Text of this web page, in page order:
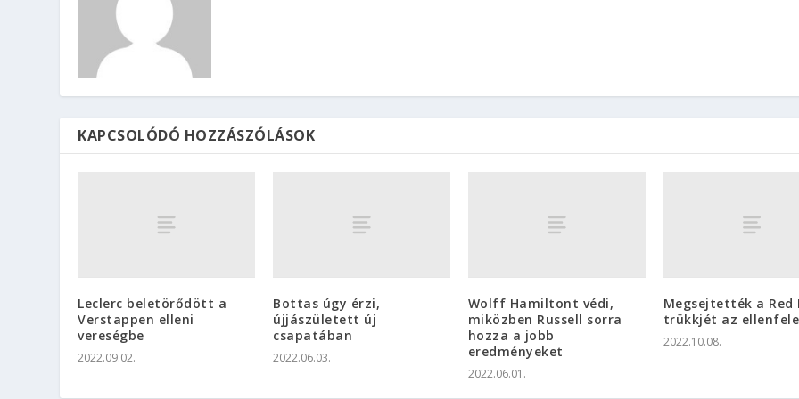
KAPCSOLÓDÓ HOZZÁSZÓLÁSOK
Leclerc beletörődött a
Verstappen elleni
vereségbe
2022.09.02.
Bottas úgy érzi,
újjászületett új
csapatában
2022.06.03.
Wolff Hamiltont védi,
miközben Russell sorra
hozza a jobb
eredményeket
2022.06.01.
Megsejtették a Red
trükkjét az
2022.10.08.